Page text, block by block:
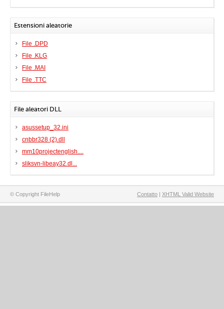
Estensioni aleatorie
File .DPD
File .KLG
File .MAI
File .TTC
File aleatori DLL
asussetup_32.ini
cnbbr328 (2).dll
mm10projectenglish....
sliksvn-libeay32.dl...
© Copyright FileHelp Contatto | XHTML Valid Website